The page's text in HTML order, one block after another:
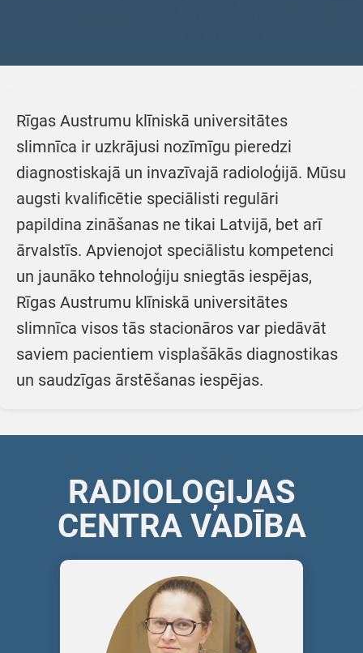
Rīgas Austrumu klīniskā universitātes
slimnīca ir uzkrājusi nozīmīgu pieredzi
diagnostiskajā un invazīvajā radioloģijā. Mūsu
augsti kvalificētie speciālisti regulāri
papildina zināšanas ne tikai Latvijā, bet arī
ārvalstīs. Apvienojot speciālistu kompetenci
un jaunāko tehnoloģiju sniegtās iespējas,
Rīgas Austrumu klīniskā universitātes
slimnīca visos tās stacionāros var piedāvāt
saviem pacientiem visplašākās diagnostikas
un saudzīgas ārstēšanas iespējas.
RADIOLOĢIJAS
CENTRA VADĪBA